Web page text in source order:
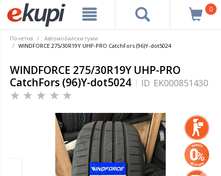
0
Почетна
Автомобилски гуми
WINDFORCE 275/30R19Y UHP-PRO CatchFors (96)Y-dot5024
WINDFORCE 275/30R19Y UHP-PRO
CatchFors (96)Y-dot5024
ID EK000851430